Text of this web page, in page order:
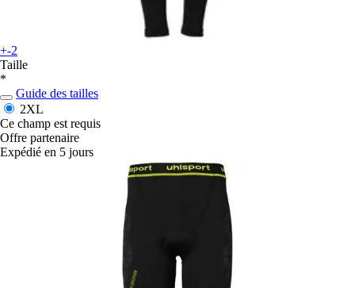
+-2
Taille
*
Guide des tailles
2XL
Ce champ est requis
Offre partenaire
Expédié en 5 jours